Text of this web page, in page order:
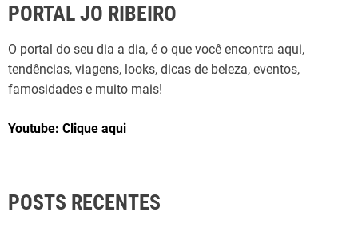
PORTAL JO RIBEIRO
O portal do seu dia a dia, é o que você encontra aqui,
tendências, viagens, looks, dicas de beleza, eventos,
famosidades e muito mais!
Youtube: Clique aqui
POSTS RECENTES